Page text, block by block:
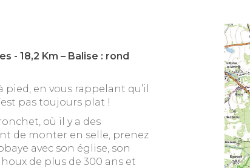
- 18,2 Km – Balise : rond
en vous rappelant qu’il
pas toujours plat !
où il y a des
de monter en selle, prenez
avec son église, son
de plus de 300 ans et